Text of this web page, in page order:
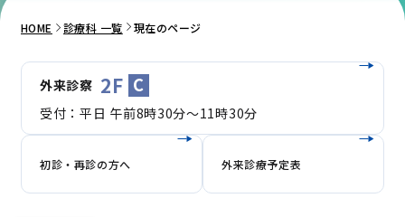
HOME 診療科 一覧 現在のページ
外来診察 2F C
受付：平日 午前8時30分～11時30分
初診・再診の方へ 外来診療予定表